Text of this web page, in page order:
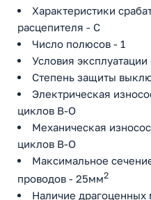
Характеристики
расцепителя - C
Число полюсов - 1
Условия
Степень защиты
Электрическая
циклов В-О
Механическая
циклов В-О
Максимальное
проводов - 25мм2
Наличие